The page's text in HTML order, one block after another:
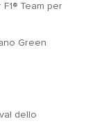
Team per
Green
dello